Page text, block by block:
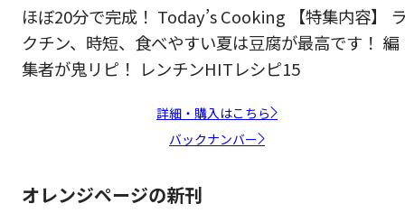
ほぼ20分で完成！ Today’s Cooking 【特集内容】
クチン、時短、食べやすい夏は豆腐が最高です！ 編
集者が鬼リピ！ レンチンHITレシピ15
詳細・購入はこちら
バックナンバー
オレンジページの新刊